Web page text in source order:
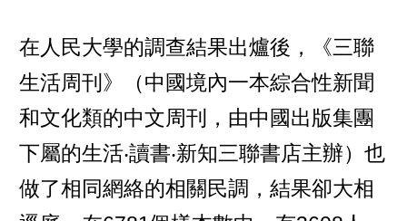
在人民大學的調查結果出爐後，《三聯
生活周刊》（中國境內一本綜合性新聞
和文化類的中文周刊，由中國出版集團
下屬的生活‧讀書‧新知三聯書店主辦）也
做了相同網絡的相關民調，結果卻大相